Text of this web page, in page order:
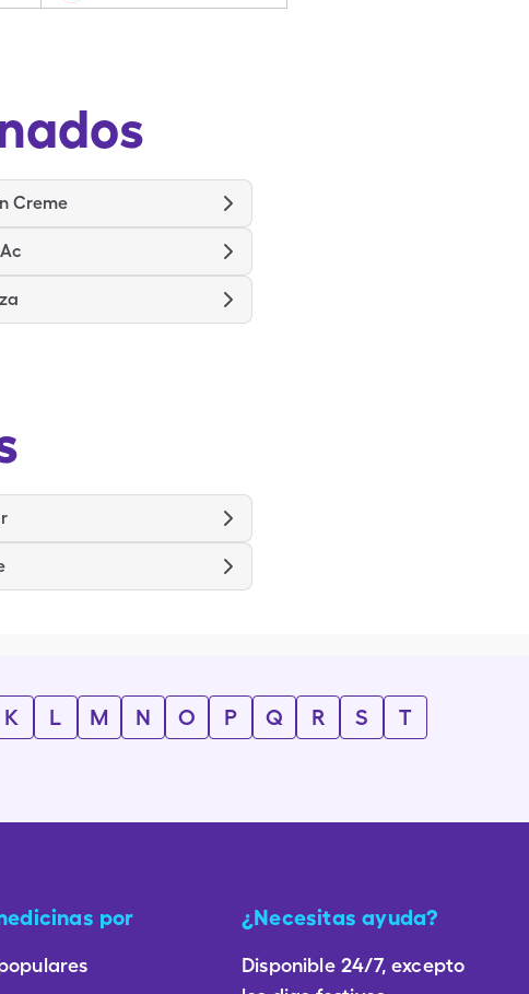
Creme
K L M N O P Q R S
T
por ¿Necesitas ayuda?
Disponible 24/7, excepto